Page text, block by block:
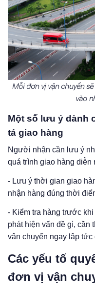
Mỗi đơn vị vận chuyển
vào
Một số lưu ý dành
tá giao hàng
Người nhận cần lưu ý
quá trình giao hàng diễn
- Lưu ý thời gian giao
nhận hàng đúng thời
- Kiểm tra hàng trước
phát hiện vấn đề gì, cần
vận chuyển ngay lập tức
Các yếu tố
đơn vị vận